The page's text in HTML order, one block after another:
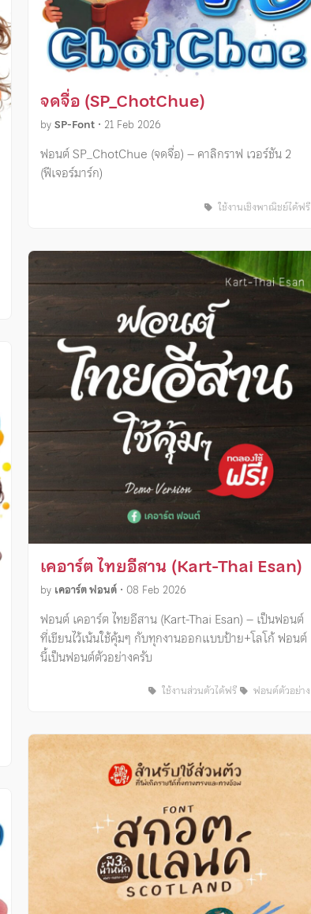
จดจื่อ (SP_ChotChue)
bySP-Font • 21 Feb 2026
ฟอนต์ SP_ChotChue (จดจื่อ) – คาลิกราฟ เวอร์ชัน 2
(ฟีเจอร์มาร์ก)
ใช้งานเชิงพาณิชย์ได้ฟรี
เคอาร์ต ไทยอีสาน (Kart-Thai Esan)
by เคอาร์ต ฟอนต์ • 08 Feb 2026
ฟอนต์ เคอาร์ต ไทยอีสาน (Kart-Thai Esan) – เป็นฟอนต์
ที่เขียนไว้เน้นใช้คุ้มๆ กับทุกงานออกแบบป้าย+โลโก้ ฟอนต์
นี้เป็นฟอนต์ตัวอย่างครับ
ใช้งานส่วนตัวได้ฟรี ฟอนต์ตัวอย่าง